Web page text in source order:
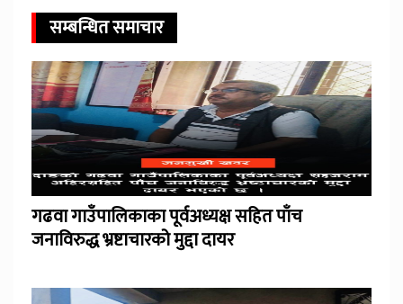
सम्बन्धित समाचार
गढवा गाउँपालिकाका पूर्वअध्यक्ष सहित पाँच
जनाविरुद्ध भ्रष्टाचारको मुद्दा दायर